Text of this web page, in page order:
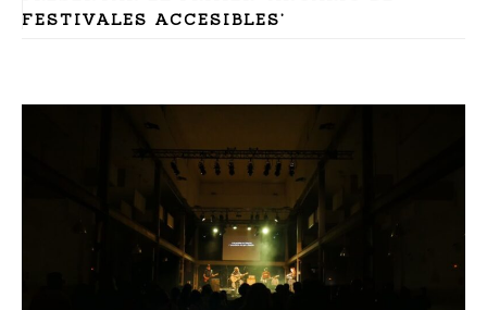
FESTIVALES ACCESIBLES’